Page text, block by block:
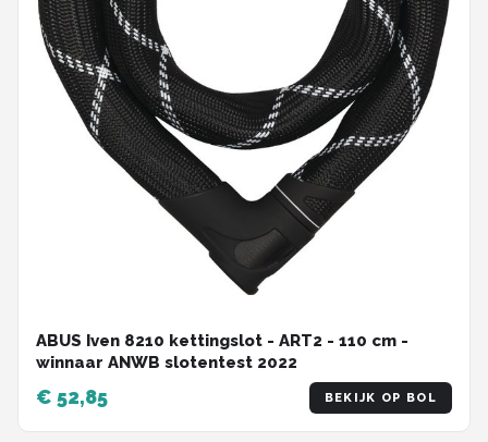
ABUS Iven 8210 kettingslot - ART2 - 110 cm -
winnaar ANWB slotentest 2022
€ 52,85 BEKIJK OP BOL